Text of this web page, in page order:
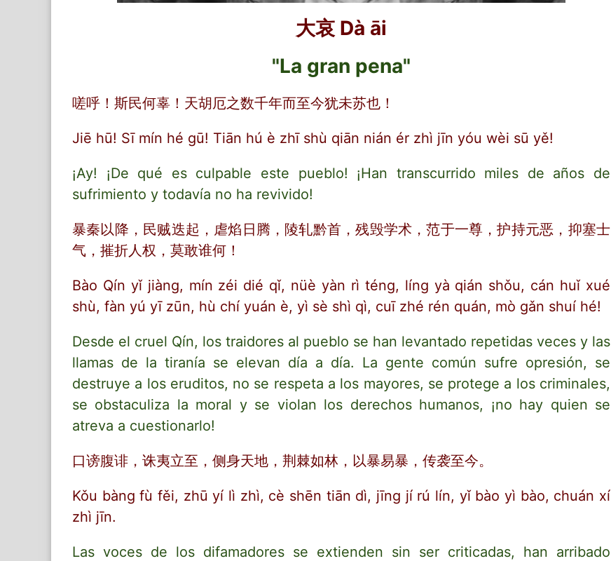
大哀 Dà āi
"La gran pena"
嗟呼！斯民何辜！天胡厄之数千年而至今犹未苏也！
Jiē hū! Sī mín hé gū! Tiān hú è zhī shù qiān nián ér zhì jīn yóu wèi sū yě!
¡Ay! ¡De qué es culpable este pueblo! ¡Han transcurrido miles de años de
sufrimiento y todavía no ha revivido!
暴秦以降，民贼迭起，虐焰日腾，陵轧黔首，残毁学术，范于一尊，护持元恶，抑塞士
气，摧折人权，莫敢谁何！
Bào Qín yǐ jiàng, mín zéi dié qǐ, nüè yàn rì téng, líng yà qián shǒu, cán huǐ xué
shù, fàn yú yī zūn, hù chí yuán è, yì sè shì qì, cuī zhé rén quán, mò gǎn shuí hé!
Desde el cruel Qín, los traidores al pueblo se han levantado repetidas veces y las
llamas de la tiranía se elevan día a día. La gente común sufre opresión, se
destruye a los eruditos, no se respeta a los mayores, se protege a los criminales,
se obstaculiza la moral y se violan los derechos humanos, ¡no hay quien se
atreva a cuestionarlo!
口谤腹诽，诛夷立至，侧身天地，荆棘如林，以暴易暴，传袭至今。
Kǒu bàng fù fěi, zhū yí lì zhì, cè shēn tiān dì, jīng jí rú lín, yǐ bào yì bào, chuán xí
zhì jīn.
Las voces de los difamadores se extienden sin ser criticadas, han arribado